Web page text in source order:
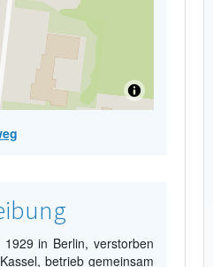
in Berlin, verstorben
betrieb gemeinsam